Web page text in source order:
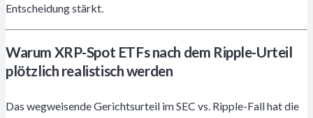
Entscheidung stärkt.
Warum XRP-Spot ETFs nach dem Ripple-Urteil
plötzlich realistisch werden
Das wegweisende Gerichtsurteil im SEC vs. Ripple-Fall hat die